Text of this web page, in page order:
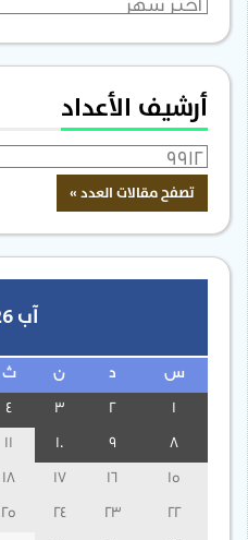
أرشيف الأعداد
آب 2026
س ن ث
3
15
16
17
18
22
23
24
25